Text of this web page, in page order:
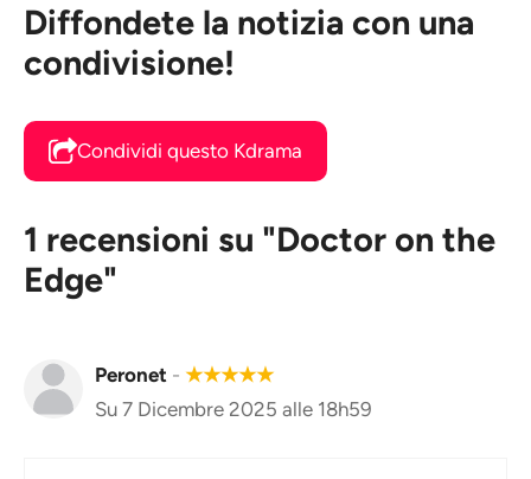
Diffondete la notizia con una
condivisione!
Condividi questo Kdrama
1 recensioni su "Doctor on the
Edge"
Peronet - ★★★★★
Su 7 Dicembre 2025 alle 18h59